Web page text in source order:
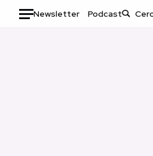
Newsletter Podcast